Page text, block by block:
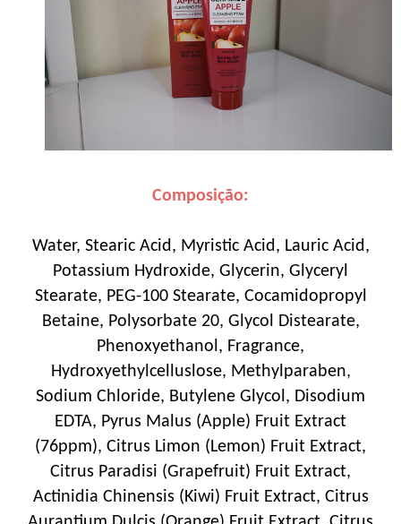
Composição:
Water, Stearic Acid, Myristic Acid, Lauric Acid,
Potassium Hydroxide, Glycerin, Glyceryl
Stearate, PEG-100 Stearate, Cocamidopropyl
Betaine, Polysorbate 20, Glycol Distearate,
Phenoxyethanol, Fragrance,
Hydroxyethylcelluslose, Methylparaben,
Sodium Chloride, Butylene Glycol, Disodium
EDTA, Pyrus Malus (Apple) Fruit Extract
(76ppm), Citrus Limon (Lemon) Fruit Extract,
Citrus Paradisi (Grapefruit) Fruit Extract,
Actinidia Chinensis (Kiwi) Fruit Extract, Citrus